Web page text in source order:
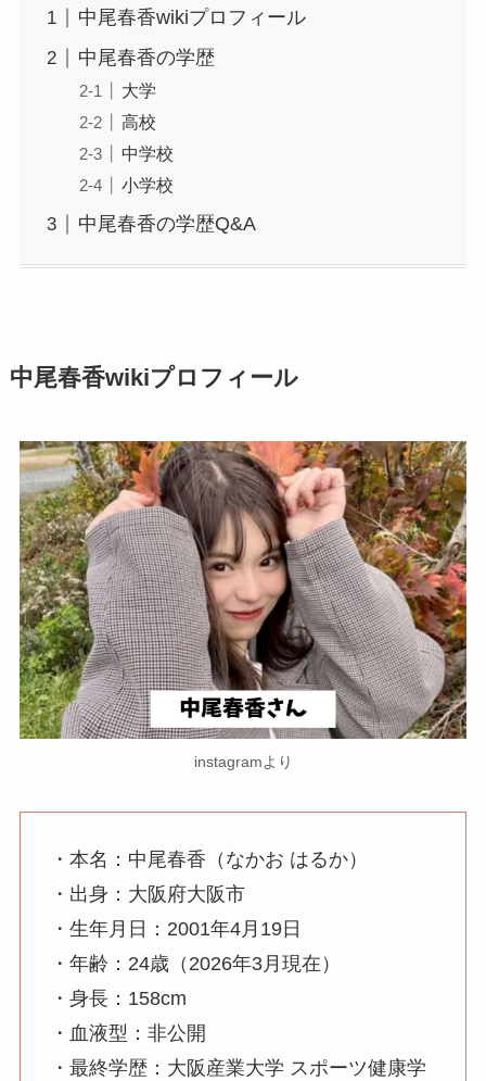
中尾春香wikiプロフィール
中尾春香の学歴
大学
高校
中学校
小学校
中尾春香の学歴Q&A
中尾春香wikiプロフィール
instagramより
・本名：中尾春香（なかお はるか）
・出身：大阪府大阪市
・生年月日：2001年4月19日
・年齢：24歳（2026年3月現在）
・身長：158cm
・血液型：非公開
・最終学歴：大阪産業大学 スポーツ健康学